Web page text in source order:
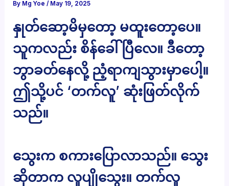
By Mg Yoe/ May 19, 2025
နှုတ်ဆော့မိမှတော့ မထူးတော့ပေ။
သူကလည်း စိန်ခေါ်ပြီလေ။ ဒီတော့
ဘွာခတ်နေလို့ ညံ့ရာကျသွားမှာပေါ့။
ဤသို့ပင် ‘တက်လူ’ ဆုံးဖြတ်လိုက်
သည်။
သွေးက စကားပြောလာသည်။ သွေး
ဆိုတာက လူပျိုသွေး။ တက်လူ